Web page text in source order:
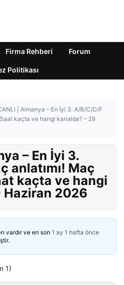
Firma Rehberi Forum
Politikası
| Almanya – En İyi 3. A/B/C/D/F
kaçta ve hangi kanalda? – 29
– En İyi 3.
anlatımı! Maç
kaçta ve hangi
Haziran 2026
vardır ve en son 1 ay 1 hafta önce
1)